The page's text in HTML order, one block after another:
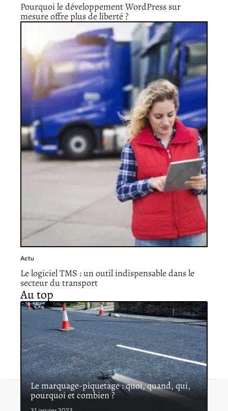
Pourquoi le développement WordPress sur
mesure offre plus de liberté ?
Actu
Le logiciel TMS : un outil indispensable dans le
secteur du transport
Au top
Le marquage-piquetage : quoi, quand, qui,
pourquoi et combien ?
Contact Mentions légales Sitemap